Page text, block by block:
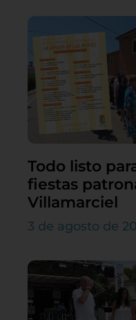
Todo listo
fiestas
Villamarciel
3 de agosto de